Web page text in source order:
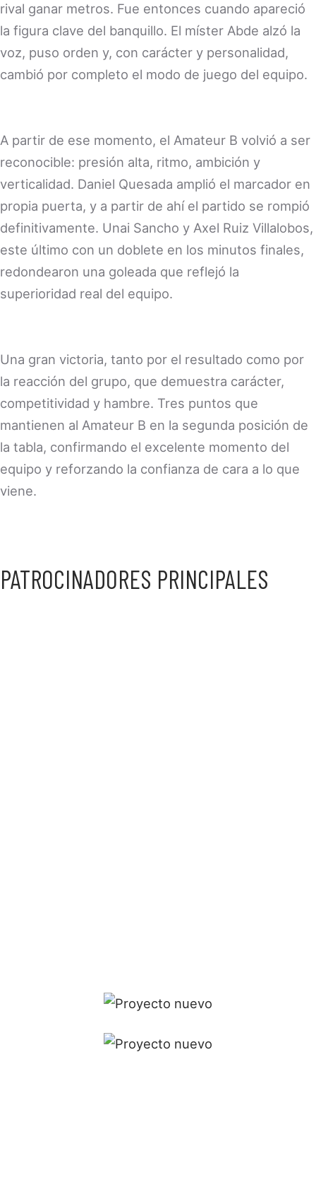
rival ganar metros. Fue entonces cuando apareció
la figura clave del banquillo. El míster Abde alzó la
voz, puso orden y, con carácter y personalidad,
cambió por completo el modo de juego del equipo.
A partir de ese momento, el Amateur B volvió a ser
reconocible: presión alta, ritmo, ambición y
verticalidad. Daniel Quesada amplió el marcador en
propia puerta, y a partir de ahí el partido se rompió
definitivamente. Unai Sancho y Axel Ruiz Villalobos,
este último con un doblete en los minutos finales,
redondearon una goleada que reflejó la
superioridad real del equipo.
Una gran victoria, tanto por el resultado como por
la reacción del grupo, que demuestra carácter,
competitividad y hambre. Tres puntos que
mantienen al Amateur B en la segunda posición de
la tabla, confirmando el excelente momento del
equipo y reforzando la confianza de cara a lo que
viene.
PATROCINADORES PRINCIPALES